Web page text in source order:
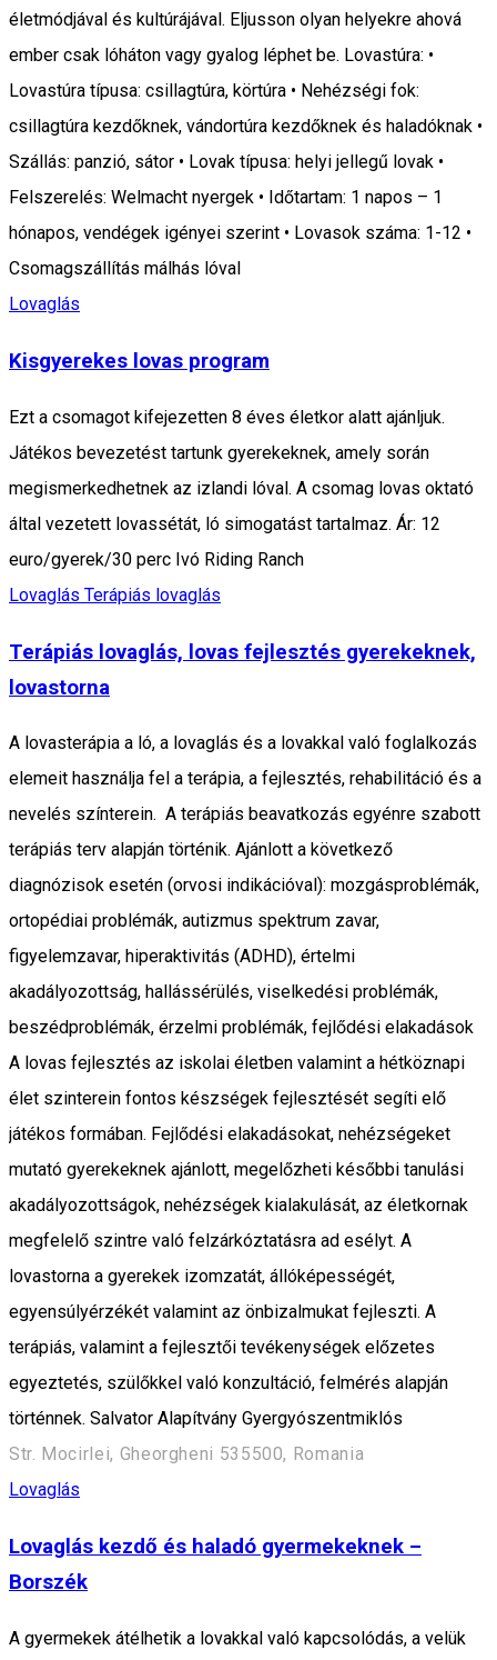
életmódjával és kultúrájával. Eljusson olyan helyekre ahová
ember csak lóháton vagy gyalog léphet be. Lovastúra: •
Lovastúra típusa: csillagtúra, körtúra • Nehézségi fok:
csillagtúra kezdőknek, vándortúra kezdőknek és haladóknak •
Szállás: panzió, sátor • Lovak típusa: helyi jellegű lovak •
Felszerelés: Welmacht nyergek • Időtartam: 1 napos – 1
hónapos, vendégek igényei szerint • Lovasok száma: 1-12 •
Csomagszállítás málhás lóval
Lovaglás
Kisgyerekes lovas program
Ezt a csomagot kifejezetten 8 éves életkor alatt ajánljuk.
Játékos bevezetést tartunk gyerekeknek, amely során
megismerkedhetnek az izlandi lóval. A csomag lovas oktató
által vezetett lovassétát, ló simogatást tartalmaz. Ár: 12
euro/gyerek/30 perc Ivó Riding Ranch
Lovaglás Terápiás lovaglás
Terápiás lovaglás, lovas fejlesztés gyerekeknek,
lovastorna
A lovasterápia a ló, a lovaglás és a lovakkal való foglalkozás
elemeit használja fel a terápia, a fejlesztés, rehabilitáció és a
nevelés színterein. A terápiás beavatkozás egyénre szabott
terápiás terv alapján történik. Ajánlott a következő
diagnózisok esetén (orvosi indikációval): mozgásproblémák,
ortopédiai problémák, autizmus spektrum zavar,
figyelemzavar, hiperaktivitás (ADHD), értelmi
akadályozottság, hallássérülés, viselkedési problémák,
beszédproblémák, érzelmi problémák, fejlődési elakadások
A lovas fejlesztés az iskolai életben valamint a hétköznapi
élet szinterein fontos készségek fejlesztését segíti elő
játékos formában. Fejlődési elakadásokat, nehézségeket
mutató gyerekeknek ajánlott, megelőzheti későbbi tanulási
akadályozottságok, nehézségek kialakulását, az életkornak
megfelelő szintre való felzárkóztatásra ad esélyt. A
lovastorna a gyerekek izomzatát, állóképességét,
egyensúlyérzékét valamint az önbizalmukat fejleszti. A
terápiás, valamint a fejlesztői tevékenységek előzetes
egyeztetés, szülőkkel való konzultáció, felmérés alapján
történnek. Salvator Alapítvány Gyergyószentmiklós
Str. Mocirlei, Gheorgheni 535500, Romania
Lovaglás
Lovaglás kezdő és haladó gyermekeknek –
Borszék
A gyermekek átélhetik a lovakkal való kapcsolódás, a velük